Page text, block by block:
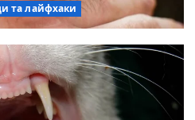
та лайфхаки